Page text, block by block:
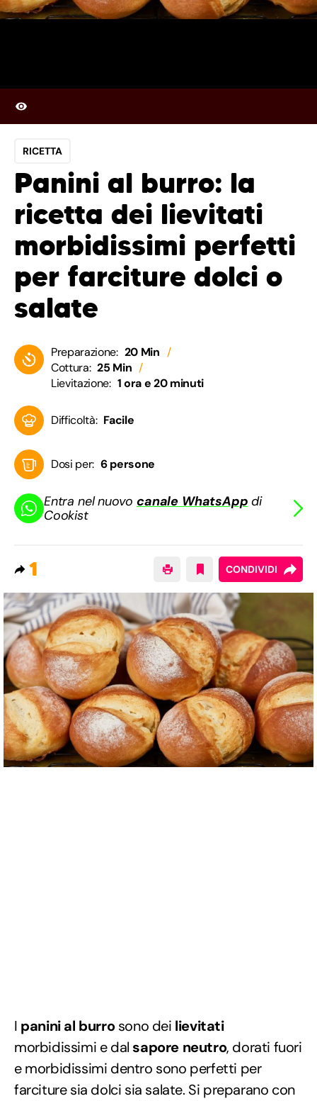
RICETTA
Panini al burro: la
ricetta dei lievitati
morbidissimi perfetti
per farciture dolci o
salate
Preparazione: 20 Min
Cottura: 25 Min
Lievitazione: 1 ora e 20 minuti
Difficoltà: Facile
Dosi per: 6 persone
Entra nel nuovocanale WhatsApp di
Cookist
1 CONDIVIDI
I panini al burrosono dei lievitati
morbidissimi e dal sapore neutro, dorati fuori
e morbidissimi dentro sono perfetti per
farciture sia dolci sia salate. Si preparano con